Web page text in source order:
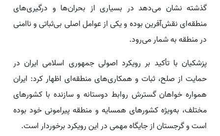
گذشته نشان می‌دهد در بسیاری از بحران‌ها و درگیری‌های
منطقه‌ای نقش‌آفرین بوده و یکی از عوامل اصلی بی‌ثباتی و ناامنی
در منطقه به شمار می‌رود.
پزشکیان با تأکید بر رویکرد اصولی جمهوری اسلامی ایران در
حمایت از صلح، ثبات و همکاری‌های منطقه‌ای اظهار کرد: ایران
همواره خواهان گسترش روابط دوستانه و سازنده با کشورهای
مختلف، به‌ویژه کشورهای همسایه و منطقه پیرامونی خود بوده
است و گرجستان از جایگاه مهمی در این رویکرد برخوردار است.